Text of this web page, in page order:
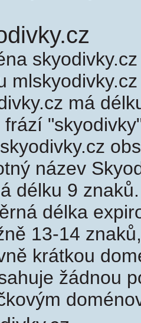
má
frází
název
délku 9
délka
13-14
krátkou
žádnou